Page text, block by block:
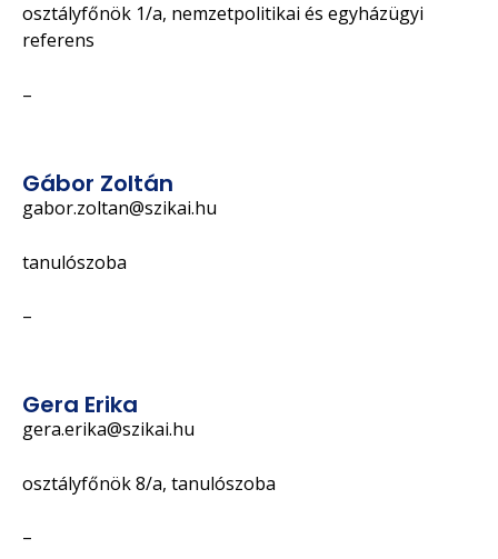
osztályfőnök 1/a, nemzetpolitikai és egyházügyi
referens
–
Gábor Zoltán
gabor.zoltan@szikai.hu
tanulószoba
–
Gera Erika
gera.erika@szikai.hu
osztályfőnök 8/a, tanulószoba
–